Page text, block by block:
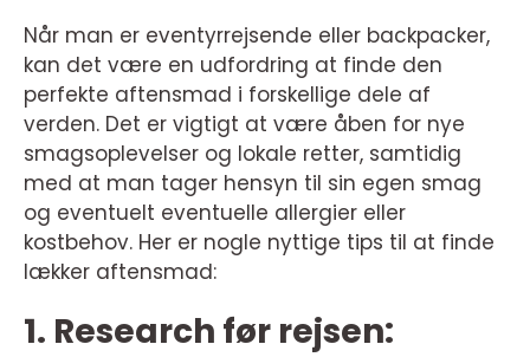
Når man er eventyrrejsende eller backpacker,
kan det være en udfordring at finde den
perfekte aftensmad i forskellige dele af
verden. Det er vigtigt at være åben for nye
smagsoplevelser og lokale retter, samtidig
med at man tager hensyn til sin egen smag
og eventuelt eventuelle allergier eller
kostbehov. Her er nogle nyttige tips til at finde
lækker aftensmad:
1. Research før rejsen: